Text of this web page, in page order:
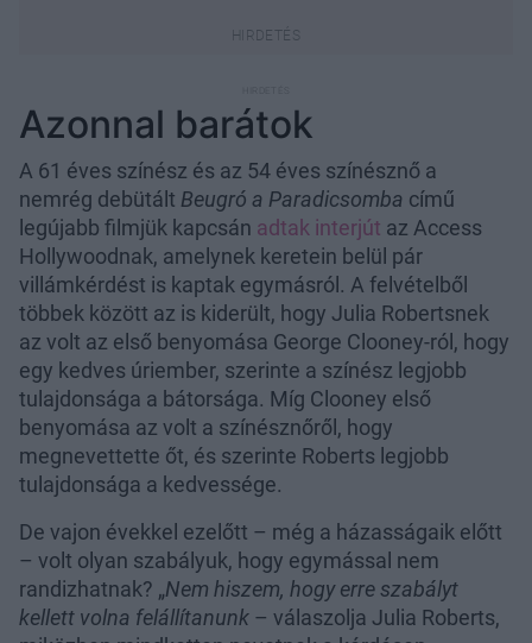
Azonnal barátok
A 61 éves színész és az 54 éves színésznő a
nemrég debütált Beugró a Paradicsomba című
legújabb filmjük kapcsán adtak interjút az Access
Hollywoodnak, amelynek keretein belül pár
villámkérdést is kaptak egymásról. A felvételből
többek között az is kiderült, hogy Julia Robertsnek
az volt az első benyomása George Clooney-ról, hogy
egy kedves úriember, szerinte a színész legjobb
tulajdonsága a bátorsága. Míg Clooney első
benyomása az volt a színésznőről, hogy
megnevettette őt, és szerinte Roberts legjobb
tulajdonsága a kedvessége.
De vajon évekkel ezelőtt – még a házasságaik előtt
– volt olyan szabályuk, hogy egymással nem
randizhatnak? „Nem hiszem, hogy erre szabályt
kellett volna felállítanunk – válaszolja Julia Roberts,